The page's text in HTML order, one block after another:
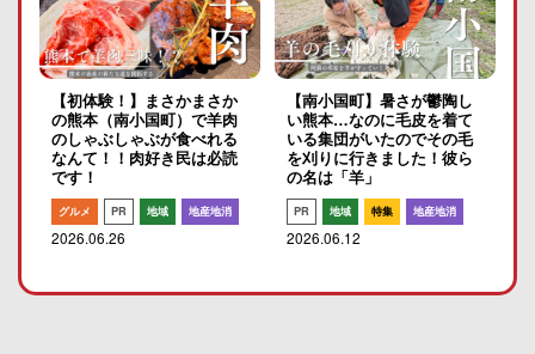
【初体験！】まさかまさか
の熊本（南小国町）で羊肉
のしゃぶしゃぶが食べれる
なんて！！肉好き民は必読
です！
グルメ PR 地域 地産地消
2026.06.26
【南小国町】暑さが鬱陶し
い熊本…なのに毛皮を着て
いる集団がいたのでその毛
を刈りに行きました！彼ら
の名は「羊」
PR 地域 特集 地産地消
2026.06.12